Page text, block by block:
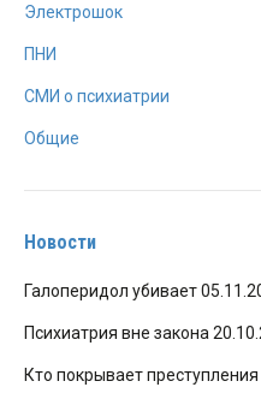
Электрошок
ПНИ
СМИ о психиатрии
Общие
Новости
Галоперидол убивает
Психиатрия вне закона
Кто покрывает